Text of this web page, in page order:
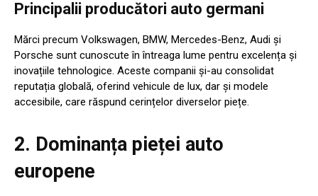
Principalii producători auto germani
Mărci precum Volkswagen, BMW, Mercedes-Benz, Audi și
Porsche sunt cunoscute în întreaga lume pentru excelența și
inovațiile tehnologice. Aceste companii și-au consolidat
reputația globală, oferind vehicule de lux, dar și modele
accesibile, care răspund cerințelor diverselor piețe.
2. Dominanța pieței auto
europene